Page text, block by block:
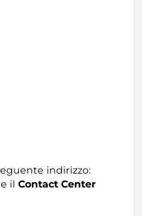
indirizzo:
il Contact Center